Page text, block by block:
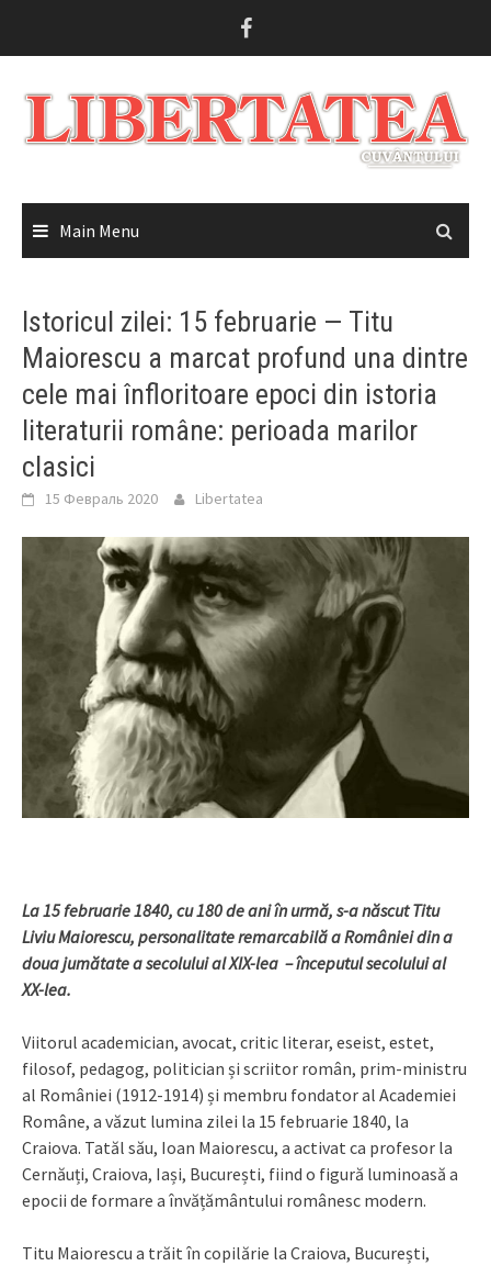
Main Menu
Istoricul zilei: 15 februarie — Titu
Maiorescu a marcat profund una dintre
cele mai înfloritoare epoci din istoria
literaturii române: perioada marilor
clasici
15 Февраль 2020 Libertatea
La 15 februarie 1840, cu 180 de ani în urmă, s-a născut Titu
Liviu Maiorescu, personalitate remarcabilă a României din a
doua jumătate a secolului al XIX-lea – începutul secolului al
XX-lea.
Viitorul academician, avocat, critic literar, eseist, estet,
filosof, pedagog, politician și scriitor român, prim-ministru
al României (1912-1914) și membru fondator al Academiei
Române, a văzut lumina zilei la 15 februarie 1840, la
Craiova. Tatăl său, Ioan Maiorescu, a activat ca profesor la
Cernăuți, Craiova, Iași, București, fiind o figură luminoasă a
epocii de formare a învățământului românesc modern.
Titu Maiorescu a trăit în copilărie la Craiova, București,